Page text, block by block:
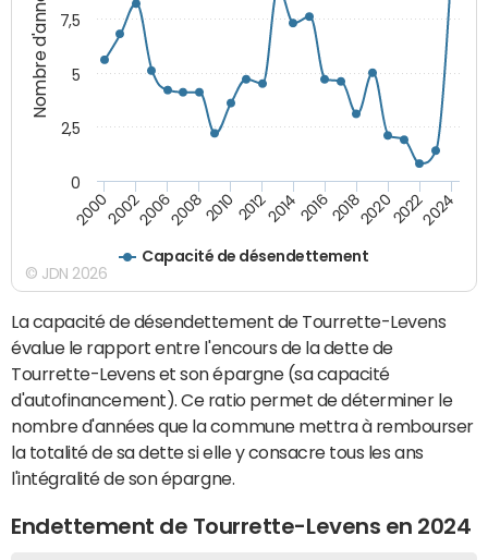
Nombre d'années
Capacité de désendettement
20002002200620082010 2012201420162018202020222024
0
2,5
5
7,5
© JDN 2026
La capacité de désendettement de Tourrette-Levens
évalue le rapport entre l'encours de la dette de
Tourrette-Levens et son épargne (sa capacité
d'autofinancement). Ce ratio permet de déterminer le
nombre d'années que la commune mettra à rembourser
la totalité de sa dette si elle y consacre tous les ans
l'intégralité de son épargne.
Endettement de Tourrette-Levens en 2024